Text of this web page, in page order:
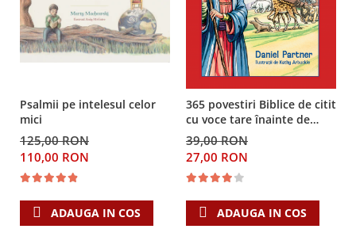
Despre afaceri
Dezvoltare personala
Leadership
Mediu
Psalmii pe intelesul celor
mici
125,00 RON
110,00 RON
ADAUGA IN COS
365 povestiri Biblice de citit
cu voce tare înainte de
culcare
39,00 RON
27,00 RON
ADAUGA IN COS